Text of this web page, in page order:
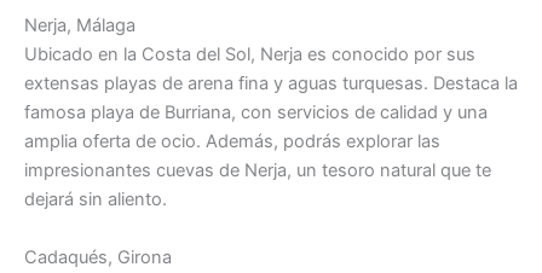
Nerja, Málaga
Ubicado en la Costa del Sol, Nerja es conocido por sus
extensas playas de arena fina y aguas turquesas. Destaca la
famosa playa de Burriana, con servicios de calidad y una
amplia oferta de ocio. Además, podrás explorar las
impresionantes cuevas de Nerja, un tesoro natural que te
dejará sin aliento.
Cadaqués, Girona